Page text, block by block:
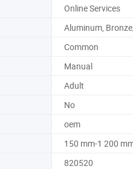
Online Services
Aluminum,
Common
Manual
Adult
No
oem
150 mm-1 200
820520